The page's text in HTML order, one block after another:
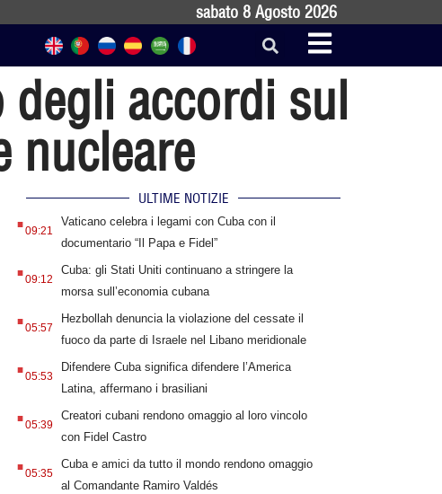
sabato 8 Agosto 2026
degli accordi sul
nucleare
ULTIME NOTIZIE
.09:21
Vaticano celebra i legami con Cuba con il
documentario “Il Papa e Fidel”
.09:12
Cuba: gli Stati Uniti continuano a stringere la
morsa sull’economia cubana
.05:57
Hezbollah denuncia la violazione del cessate il
fuoco da parte di Israele nel Libano meridionale
.05:53
Difendere Cuba significa difendere l’America
Latina, affermano i brasiliani
.05:39
Creatori cubani rendono omaggio al loro vincolo
con Fidel Castro
.05:35
Cuba e amici da tutto il mondo rendono omaggio
al Comandante Ramiro Valdés